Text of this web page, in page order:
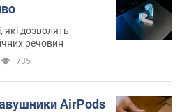
які дозволять
речовин
735
AirPods